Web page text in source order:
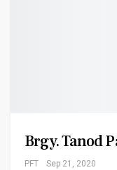
Brgy. Tanod
PFT Sep 21, 2020